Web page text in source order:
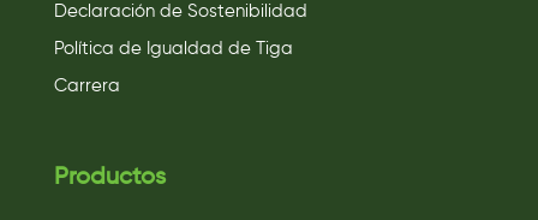
Declaración de Sostenibilidad
Política de Igualdad de Tiga
Carrera
Productos